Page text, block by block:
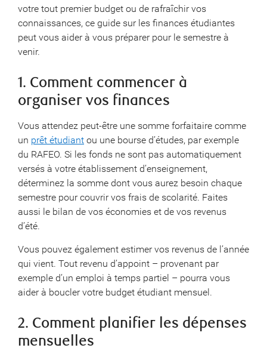
votre tout premier budget ou de rafraîchir vos
connaissances, ce guide sur les finances étudiantes
peut vous aider à vous préparer pour le semestre à
venir.
1. Comment commencer à
organiser vos finances
Vous attendez peut-être une somme forfaitaire comme
un prêt étudiant ou une bourse d’études, par exemple
du RAFEO. Si les fonds ne sont pas automatiquement
versés à votre établissement d’enseignement,
déterminez la somme dont vous aurez besoin chaque
semestre pour couvrir vos frais de scolarité. Faites
aussi le bilan de vos économies et de vos revenus
d’été.
Vous pouvez également estimer vos revenus de l’année
qui vient. Tout revenu d’appoint – provenant par
exemple d’un emploi à temps partiel – pourra vous
aider à boucler votre budget étudiant mensuel.
2. Comment planifier les dépenses
mensuelles